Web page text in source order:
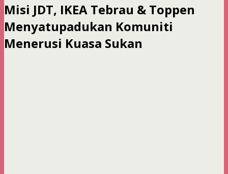
Misi JDT, IKEA Tebrau & Toppen
Menyatupadukan Komuniti
Menerusi Kuasa Sukan